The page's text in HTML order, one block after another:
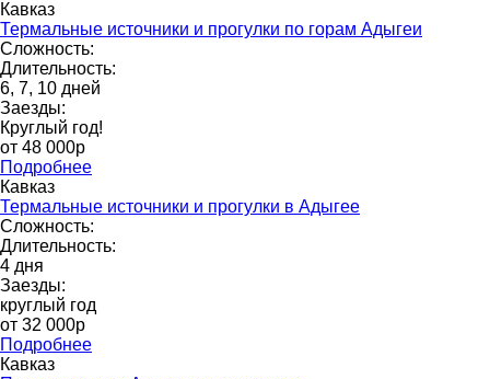
Кавказ
Термальные источники и прогулки по горам Адыгеи
Сложность:
Длительность:
6, 7, 10 дней
Заезды:
Круглый год!
от 48 000p
Подробнее
Кавказ
Термальные источники и прогулки в Адыгее
Сложность:
Длительность:
4 дня
Заезды:
круглый год
от 32 000p
Подробнее
Кавказ